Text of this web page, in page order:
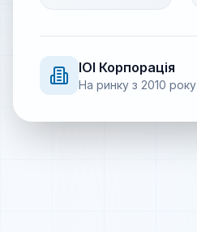
IOI Корпорація
На ринку з 2010 року